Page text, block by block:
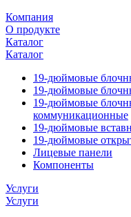
Компания
О продукте
Каталог
Каталог
19-дюймовые
19-дюймовые
19-дюймовые
коммуникационные
19-дюймовые
19-дюймовые
Лицевые панели
Компоненты
Услуги
Услуги